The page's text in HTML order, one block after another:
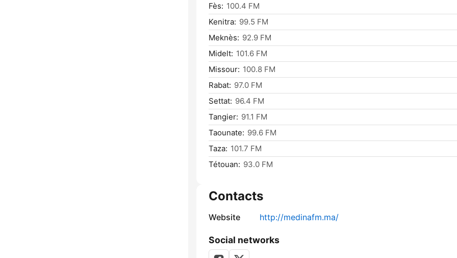
Fès: 100.4 FM
Kenitra: 99.5 FM
Meknès: 92.9 FM
Midelt: 101.6 FM
Missour: 100.8 FM
Rabat: 97.0 FM
Settat: 96.4 FM
Tangier: 91.1 FM
Taounate: 99.6 FM
Taza: 101.7 FM
Tétouan: 93.0 FM
Contacts
Website http://medinafm.ma/
Social networks